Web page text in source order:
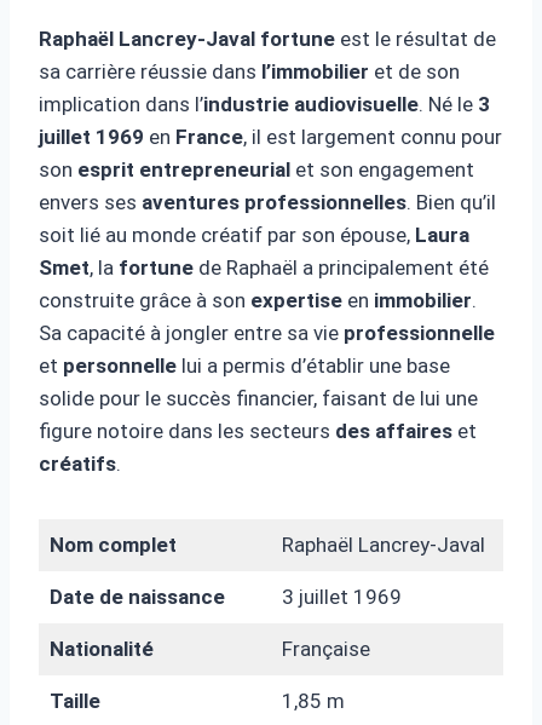
Raphaël Lancrey-Javal fortune est le résultat de
sa carrière réussie dans l’immobilier et de son
implication dans l’industrie audiovisuelle. Né le 3
juillet 1969 en France, il est largement connu pour
son esprit entrepreneurial et son engagement
envers ses aventures professionnelles. Bien qu’il
soit lié au monde créatif par son épouse, Laura
Smet, la fortune de Raphaël a principalement été
construite grâce à son expertise en immobilier.
Sa capacité à jongler entre sa vie professionnelle
et personnelle lui a permis d’établir une base
solide pour le succès financier, faisant de lui une
figure notoire dans les secteurs des affaires et
créatifs.
Nom complet Raphaël Lancrey-Javal
Date de naissance 3 juillet 1969
Nationalité Française
Taille 1,85 m